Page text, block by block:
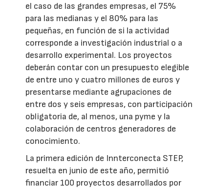
el caso de las grandes empresas, el 75%
para las medianas y el 80% para las
pequeñas, en función de si la actividad
corresponde a investigación industrial o a
desarrollo experimental. Los proyectos
deberán contar con un presupuesto elegible
de entre uno y cuatro millones de euros y
presentarse mediante agrupaciones de
entre dos y seis empresas, con participación
obligatoria de, al menos, una pyme y la
colaboración de centros generadores de
conocimiento.
La primera edición de Innterconecta STEP,
resuelta en junio de este año, permitió
financiar 100 proyectos desarrollados por